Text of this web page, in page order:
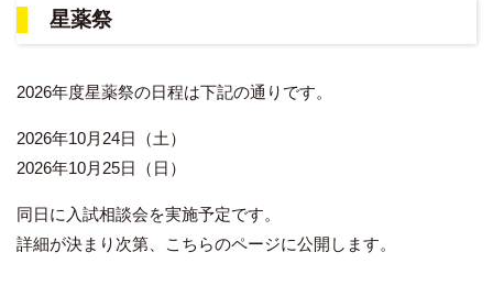
星薬祭
2026年度星薬祭の日程は下記の通りです。
2026年10月24日（土）
2026年10月25日（日）
同日に入試相談会を実施予定です。
詳細が決まり次第、こちらのページに公開します。